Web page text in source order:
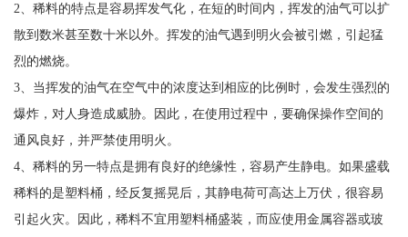
2、稀料的特点是容易挥发气化，在短的时间内，挥发的油气可以扩
散到数米甚至数十米以外。挥发的油气遇到明火会被引燃，引起猛
烈的燃烧。
3、当挥发的油气在空气中的浓度达到相应的比例时，会发生强烈的
爆炸，对人身造成威胁。因此，在使用过程中，要确保操作空间的
通风良好，并严禁使用明火。
4、稀料的另一特点是拥有良好的绝缘性，容易产生静电。如果盛载
稀料的是塑料桶，经反复摇晃后，其静电荷可高达上万伏，很容易
引起火灾。因此，稀料不宜用塑料桶盛装，而应使用金属容器或玻